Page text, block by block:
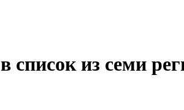
список из семи